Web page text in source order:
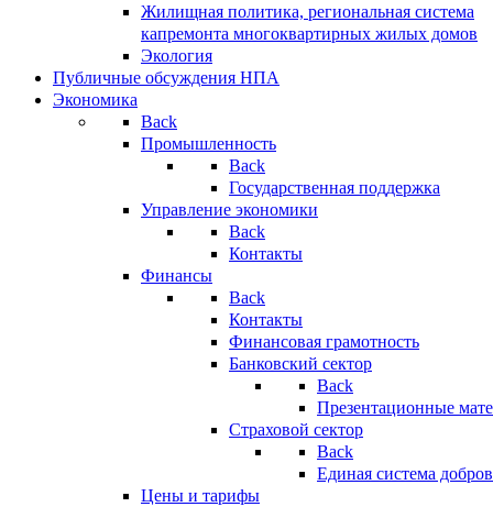
Жилищная политика, региональная система
капремонта многоквартирных жилых домов
Экология
Публичные обсуждения НПА
Экономика
Back
Промышленность
Back
Государственная поддержка
Управление экономики
Back
Контакты
Финансы
Back
Контакты
Финансовая грамотность
Банковский сектор
Back
Презентационные
Страховой сектор
Back
Единая система
Цены и тарифы